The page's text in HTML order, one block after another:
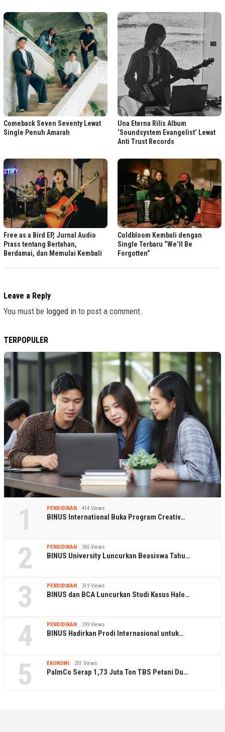
Comeback Seven Seventy Lewat
Single Penuh Amarah
Una Eterna Rilis Album
‘Soundsystem Evangelist’ Lewat
Anti Trust Records
Free as a Bird EP, Jurnal Audio
Prass tentang Bertahan,
Berdamai, dan Memulai Kembali
Coldbloom Kembali dengan
Single Terbaru “We’ll Be
Forgotten”
Leave a Reply
You must be logged in to post a comment.
TERPOPULER
1 PENDIDIKAN 414 Views
BINUS International Buka Program Creativ…
2 PENDIDIKAN 365 Views
BINUS University Luncurkan Beasiswa Tahu…
3 PENDIDIKAN 319 Views
BINUS dan BCA Luncurkan Studi Kasus Halo…
4 PENDIDIKAN 299 Views
BINUS Hadirkan Prodi Internasional untuk…
5 EKONOMI 251 Views
PalmCo Serap 1,73 Juta Ton TBS Petani Du…